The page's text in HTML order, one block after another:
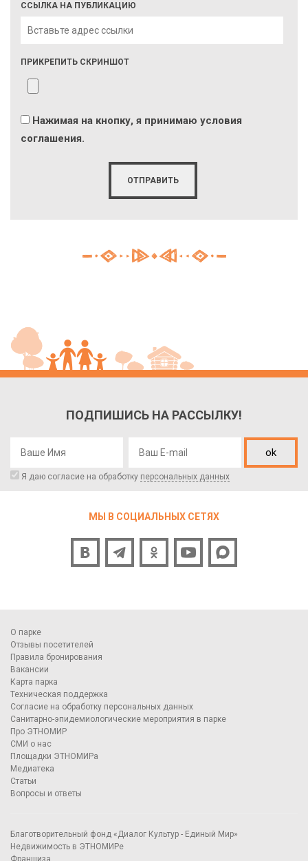
ССЫЛКА НА ПУБЛИКАЦИЮ
ПРИКРЕПИТЬ СКРИНШОТ
Нажимая на кнопку, я принимаю условия
соглашения.
ПОДПИШИСЬ НА РАССЫЛКУ!
ok
Я даю согласие на обработку персональных данных
МЫ В СОЦИАЛЬНЫХ СЕТЯХ
О парке
Отзывы посетителей
Правила бронирования
Вакансии
Карта парка
Техническая поддержка
Согласие на обработку персональных данных
Санитарно-эпидемиологические мероприятия в парке
Про ЭТНОМИР
СМИ о нас
Площадки ЭТНОМИРа
Медиатека
Статьи
Вопросы и ответы
Благотворительный фонд «Диалог Культур - Единый Мир»
Недвижимость в ЭТНОМИРе
Франшиза